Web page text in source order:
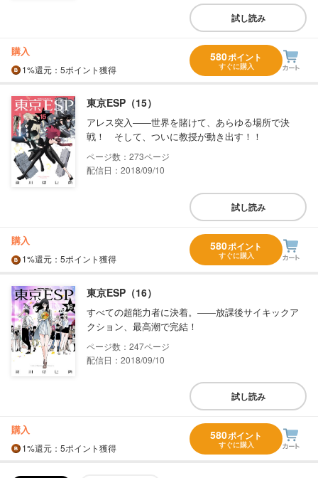
試し読み
購入
1%還元 ：5ポイント獲得
580ポイント
すぐに購入
東京ESP（15）
アレス突入――世界を賭けて、あらゆる場所で決
戦！ そして、ついに教授が動き出す！！
273
配信日：2018/09/10
試し読み
購入
1%還元 ：5ポイント獲得
580ポイント
すぐに購入
東京ESP（16）
すべての超能力者に決着。――放課後サイキックア
クション、最高潮で完結！
247
配信日：2018/09/10
試し読み
購入
1%還元 ：5ポイント獲得
580ポイント
すぐに購入